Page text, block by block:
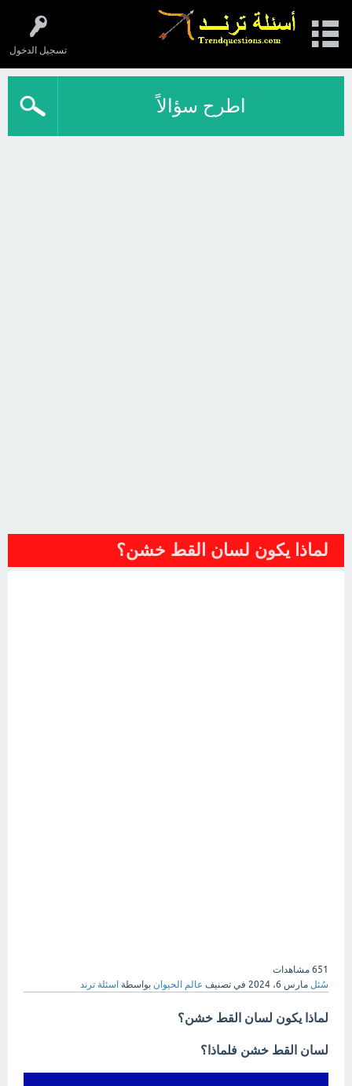
تسجيل الدخول
اطرح سؤالاً
لماذا يكون لسان القط خشن؟
651 مشاهدات
سُئل مارس 6، 2024 في تصنيف عالم الحيوان بواسطة اسئلة ترند
لماذا يكون لسان القط خشن؟
لسان القط خشن فلماذا؟